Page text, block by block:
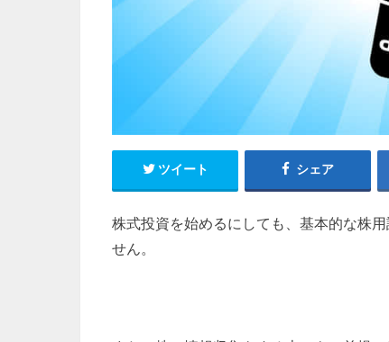
ツイート シェア
株式投資を始めるにしても、基本的な株
せん。